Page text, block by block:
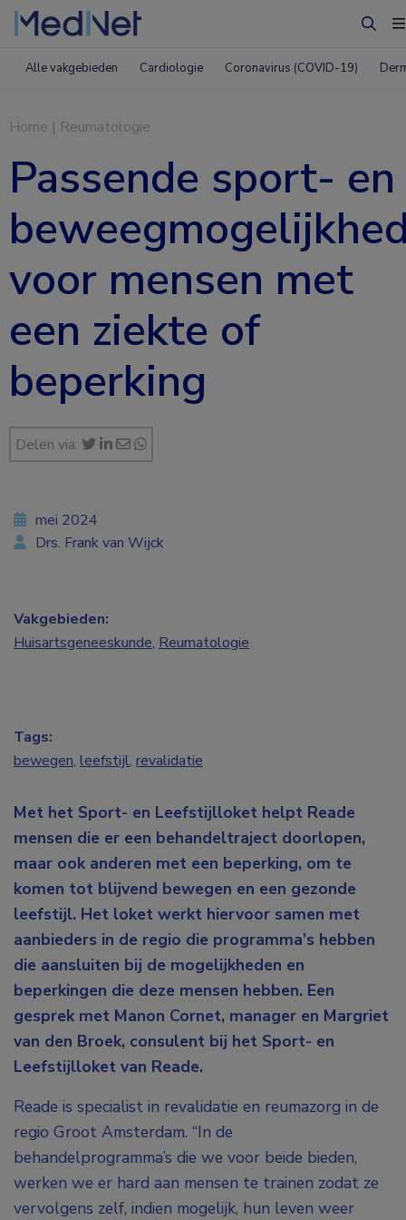
Alle vakgebieden Cardiologie Coronavirus (COVID-19)
Home | Reumatologie
Passende sport- en
voor mensen met
een ziekte of
beperking
Delen via:
Met het Sport- en Leefstijlloket helpt Reade
mensen die er een behandeltraject doorlopen,
maar ook anderen met een beperking, om te
komen tot blijvend bewegen en een gezonde
leefstijl. Het loket werkt hiervoor samen met
aanbieders in de regio die programma’s hebben
die aansluiten bij de mogelijkheden en
beperkingen die deze mensen hebben. Een
gesprek met Manon Cornet, manager en Margriet
van den Broek, consulent bij het Sport- en
Leefstijlloket van Reade.
Reade is specialist in revalidatie en reumazorg in de
regio Groot Amsterdam. “In de
behandelprogramma’s die we voor beide bieden,
werken we er hard aan mensen te trainen zodat ze
vervolgens zelf, indien mogelijk, hun leven weer
mei 2024
Drs. Frank van Wijck
Vakgebieden:
Huisartsgeneeskunde, Reumatologie
Tags:
bewegen, leefstijl, revalidatie